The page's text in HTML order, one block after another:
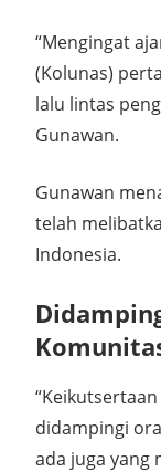
“Mengingat
(Kolunas)
lalu lintas
Gunawan.
Gunawan
telah
Indonesia.
didampingi
ada juga yang